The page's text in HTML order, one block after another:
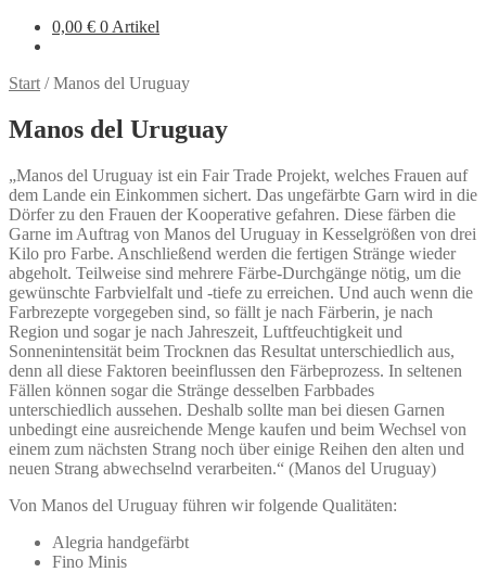
0,00 € 0 Artikel
Start /Manos del Uruguay
Manos del Uruguay
„Manos del Uruguay ist ein Fair Trade Projekt, welches Frauen auf
dem Lande ein Einkommen sichert. Das ungefärbte Garn wird in die
Dörfer zu den Frauen der Kooperative gefahren. Diese färben die
Garne im Auftrag von Manos del Uruguay in Kesselgrößen von drei
Kilo pro Farbe. Anschließend werden die fertigen Stränge wieder
abgeholt. Teilweise sind mehrere Färbe-Durchgänge nötig, um die
gewünschte Farbvielfalt und -tiefe zu erreichen. Und auch wenn die
Farbrezepte vorgegeben sind, so fällt je nach Färberin, je nach
Region und sogar je nach Jahreszeit, Luftfeuchtigkeit und
Sonnenintensität beim Trocknen das Resultat unterschiedlich aus,
denn all diese Faktoren beeinflussen den Färbeprozess. In seltenen
Fällen können sogar die Stränge desselben Farbbades
unterschiedlich aussehen. Deshalb sollte man bei diesen Garnen
unbedingt eine ausreichende Menge kaufen und beim Wechsel von
einem zum nächsten Strang noch über einige Reihen den alten und
neuen Strang abwechselnd verarbeiten.“ (Manos del Uruguay)
Von Manos del Uruguay führen wir folgende Qualitäten:
Alegria handgefärbt
Fino Minis